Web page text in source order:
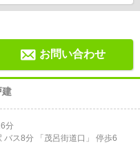
お問い合わせ
分
バス8分 「茂呂街道口」 停歩6